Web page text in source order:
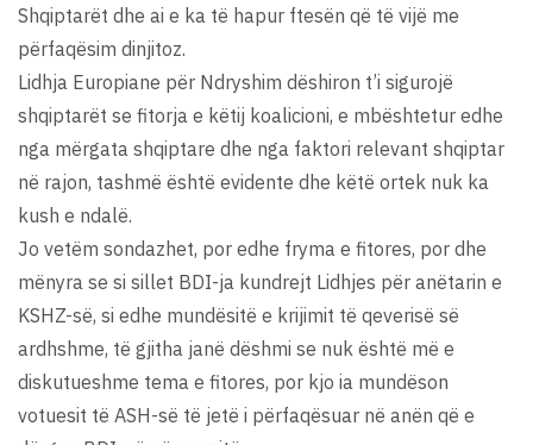
Shqiptarët dhe ai e ka të hapur ftesën që të vijë me
përfaqësim dinjitoz.
Lidhja Europiane për Ndryshim dëshiron t’i sigurojë
shqiptarët se fitorja e këtij koalicioni, e mbështetur edhe
nga mërgata shqiptare dhe nga faktori relevant shqiptar
në rajon, tashmë është evidente dhe këtë ortek nuk ka
kush e ndalë.
Jo vetëm sondazhet, por edhe fryma e fitores, por dhe
mënyra se si sillet BDI-ja kundrejt Lidhjes për anëtarin e
KSHZ-së, si edhe mundësitë e krijimit të qeverisë së
ardhshme, të gjitha janë dëshmi se nuk është më e
diskutueshme tema e fitores, por kjo ia mundëson
votuesit të ASH-së të jetë i përfaqësuar në anën që e